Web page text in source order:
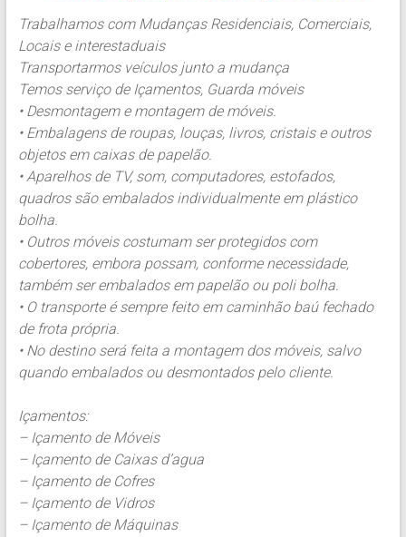
Trabalhamos com Mudanças Residenciais, Comerciais,
Locais e interestaduais
Transportarmos veículos junto a mudança
Temos serviço de Içamentos, Guarda móveis
• Desmontagem e montagem de móveis.
• Embalagens de roupas, louças, livros, cristais e outros
objetos em caixas de papelão.
• Aparelhos de TV, som, computadores, estofados,
quadros são embalados individualmente em plástico
bolha.
• Outros móveis costumam ser protegidos com
cobertores, embora possam, conforme necessidade,
também ser embalados em papelão ou poli bolha.
• O transporte é sempre feito em caminhão baú fechado
de frota própria.
• No destino será feita a montagem dos móveis, salvo
quando embalados ou desmontados pelo cliente.
Içamentos:
– Içamento de Móveis
– Içamento de Caixas d’agua
– Içamento de Cofres
– Içamento de Vidros
– Içamento de Máquinas